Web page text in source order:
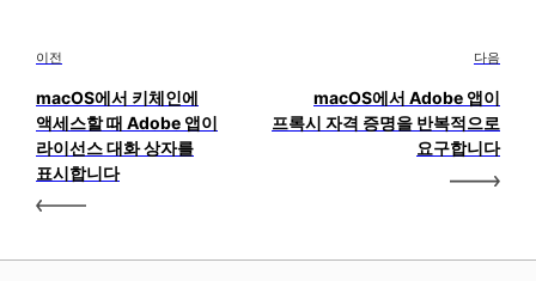
이전
macOS에서 키체인에
액세스할 때 Adobe 앱이
라이선스 대화 상자를
표시합니다
다음
macOS에서 Adobe 앱이
프록시 자격 증명을 반복적으로
요구합니다